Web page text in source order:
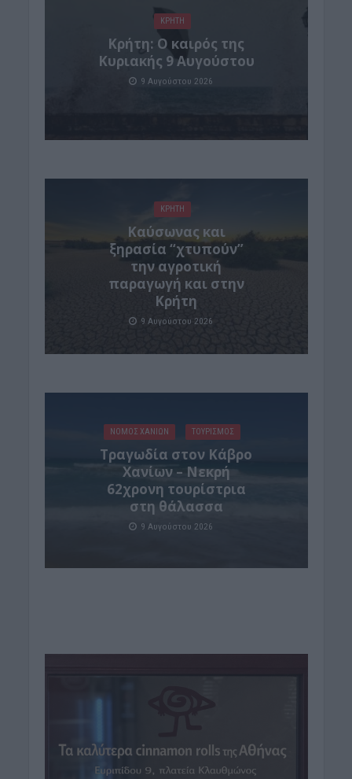
ΚΡΗΤΗ
Κρήτη: Ο καιρός της
Κυριακής 9 Αυγούστου
9 Αυγούστου 2026
ΚΡΗΤΗ
Καύσωνας και
ξηρασία “χτυπούν”
την αγροτική
παραγωγή και στην
Κρήτη
9 Αυγούστου 2026
ΝΟΜΌΣ ΧΑΝΊΩΝ ΤΟΥΡΙΣΜΟΣ
Τραγωδία στον Κάβρο
Χανίων – Νεκρή
62χρονη τουρίστρια
στη θάλασσα
9 Αυγούστου 2026